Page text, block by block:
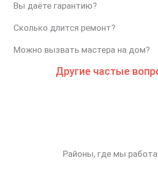
Вы даёте гарантию?
Сколько длится ремонт?
Можно вызвать мастера на дом?
Другие частые
Районы, где мы